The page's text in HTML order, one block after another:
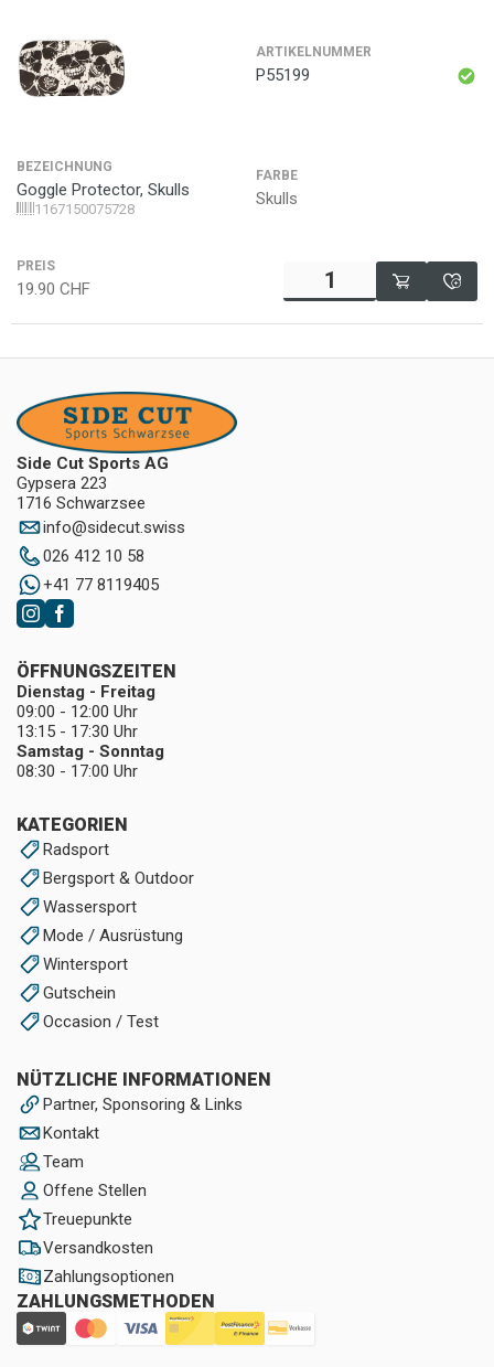
ARTIKELNUMMER
P55199
BEZEICHNUNG
Goggle Protector, Skulls
1167150075728
FARBE
Skulls
PREIS
19.90 CHF
Side Cut Sports AG
Gypsera 223
1716 Schwarzsee
info@sidecut.swiss
026 412 10 58
+41 77 8119405
KATEGORIEN
Radsport
Bergsport & Outdoor
Wassersport
Mode / Ausrüstung
Wintersport
Gutschein
Occasion / Test
NÜTZLICHE INFORMATIONEN
Partner, Sponsoring & Links
Kontakt
Team
Offene Stellen
Treuepunkte
Versandkosten
Zahlungsoptionen
ZAHLUNGSMETHODEN
ÖFFNUNGSZEITEN
Dienstag - Freitag
09:00 - 12:00 Uhr
13:15 - 17:30 Uhr
Samstag - Sonntag
08:30 - 17:00 Uhr